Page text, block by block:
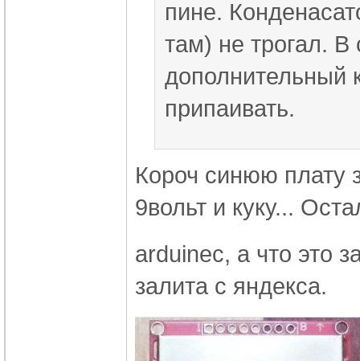
пине.
там) не трогал. В
дополнительный
припаивать.
Короч синюю плату
9вольт и куку...
arduinec, а что это
залита с яндекса.